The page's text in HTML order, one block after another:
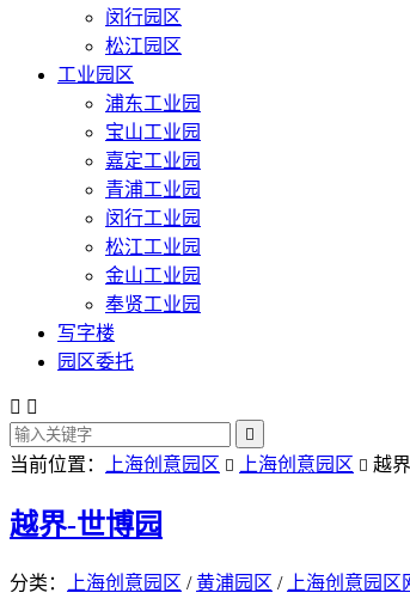
闵行园区
松江园区
工业园区
浦东工业园
宝山工业园
嘉定工业园
青浦工业园
闵行工业园
松江工业园
金山工业园
奉贤工业园
写字楼
园区委托
 

当前位置： 上海创意园区  上海创意园区  越
越界-世博园
分类： 上海创意园区 /黄浦园区 / 上海创意园区